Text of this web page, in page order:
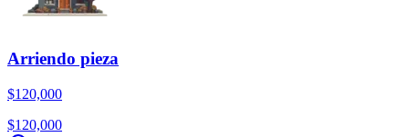
Arriendo pieza
$120,000
$120,000